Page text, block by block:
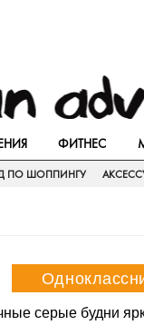
ФИТНЕС
ПО ШОППИНГУ
серые будни